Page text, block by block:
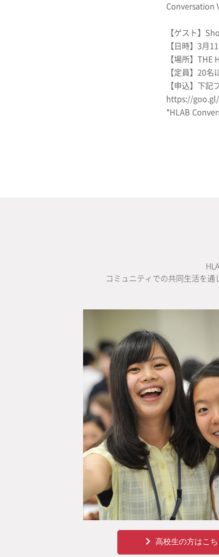
Conversation
【ゲスト】
【日時】3月
【場所】THE
【定員】20名
【申込】下記
https://
*HLAB
コミュニティでの共同生活を
高校生の方はこ